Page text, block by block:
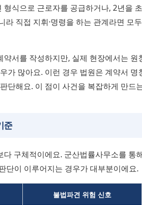
식으로 근로자를 공급하거나, 2년을
직접 지휘·명령을 하는 관계라면 모
서를 작성하지만, 실제 현장에서는 원
가 많아요. 이런 경우 법원은 계약서 명
단해요. 이 점이 사건을 복잡하게 만드
준
구체적이에요. 군산법률사무소를 통
단이 이루어지는 경우가 대부분이에요.
불법파견 위험 신호